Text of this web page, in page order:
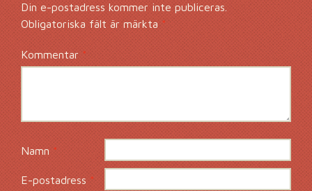
Din e-postadress kommer inte publiceras.
Obligatoriska fält är märkta*
Kommentar*
Namn *
E-postadress *